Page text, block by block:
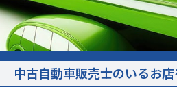
中古自動車販売士のいるお